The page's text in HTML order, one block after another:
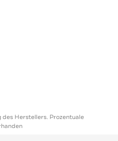
Herstellers. Prozentuale